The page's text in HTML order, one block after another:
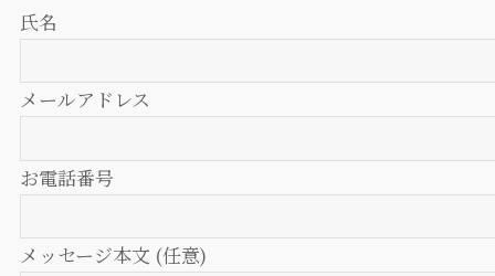
氏名
メールアドレス
お電話番号
メッセージ本文 (任意)